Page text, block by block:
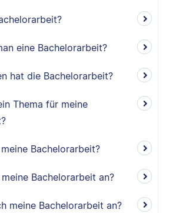
eine Bachelorarbeit?
hat die Bachelorarbeit?
Thema für meine
Bachelorarbeit?
Bachelorarbeit an?
meine Bachelorarbeit an?